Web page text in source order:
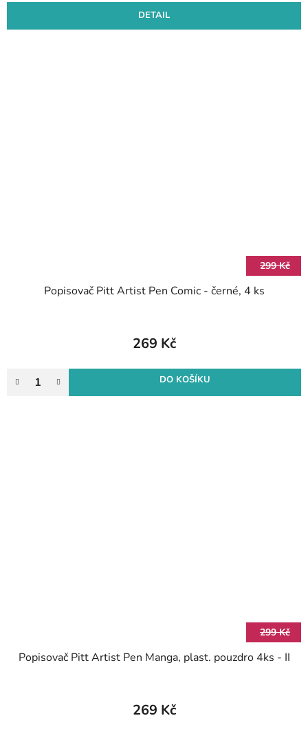
DETAIL
299 Kč
Popisovač Pitt Artist Pen Comic - černé, 4 ks
269 Kč
DO KOŠÍKU
299 Kč
Popisovač Pitt Artist Pen Manga, plast. pouzdro 4ks - II
269 Kč